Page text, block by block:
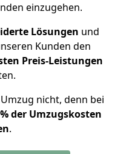
einzugehen.
Lösungen und
Kunden den
Preis-Leistungen
nicht, denn bei
der Umzugskosten
.